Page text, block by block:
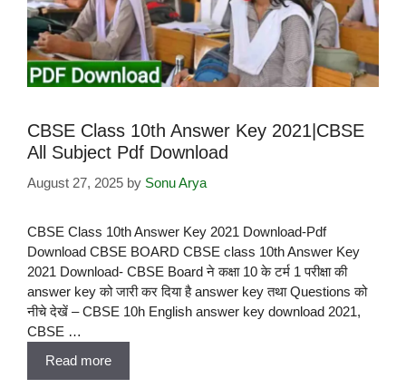
CBSE Class 10th Answer Key 2021|CBSE
All Subject Pdf Download
August 27, 2025 by Sonu Arya
CBSE Class 10th Answer Key 2021 Download-Pdf
Download CBSE BOARD CBSE class 10th Answer Key
2021 Download- CBSE Board ने कक्षा 10 के टर्म 1 परीक्षा की
answer key को जारी कर दिया है answer key तथा Questions को
नीचे देखें – CBSE 10h English answer key download 2021,
CBSE …
Read more